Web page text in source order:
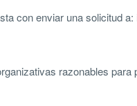
con enviar una solicitud a:
razonables